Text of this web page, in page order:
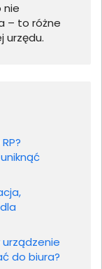
nie
– to różne
urzędu.
do biura?